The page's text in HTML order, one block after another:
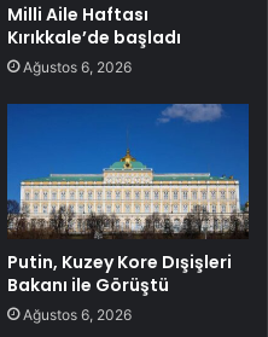
Milli Aile Haftası
Kırıkkale’de başladı
Ağustos 6, 2026
Putin, Kuzey Kore Dışişleri
Bakanı ile Görüştü
Ağustos 6, 2026